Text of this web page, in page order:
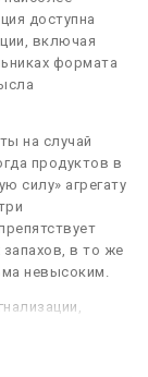
доступна
включая
формата
на случай
продуктов в
силу» агрегату
в то же
невысоким.
долгое
По